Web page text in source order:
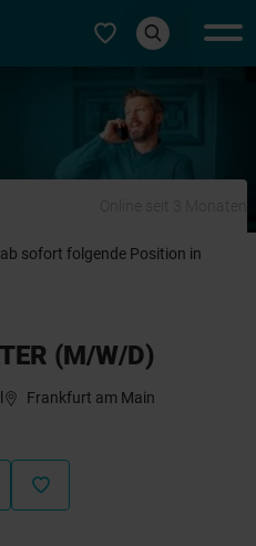
sofort folgende Position in
(M/W/D)
Frankfurt am Main